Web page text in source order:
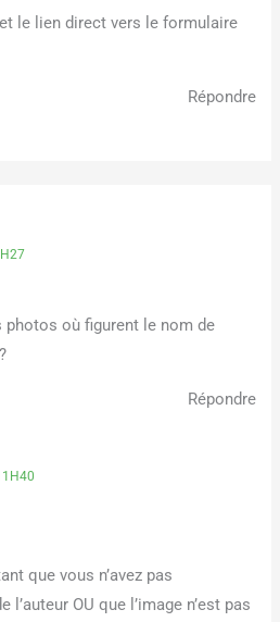
le lien direct vers le formulaire
Répondre
où figurent le nom de
Répondre
que vous n’avez pas
l’auteur OU que l’image n’est pas